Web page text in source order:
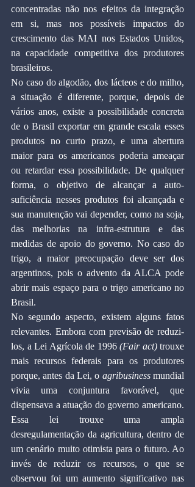
concentradas não nos efeitos da integração
em si, mas nos possíveis impactos do
crescimento das MAI nos Estados Unidos,
na capacidade competitiva dos produtores
brasileiros.
No caso do algodão, dos lácteos e do milho,
a situação é diferente, porque, depois de
vários anos, existe a possibilidade concreta
de o Brasil exportar em grande escala esses
produtos no curto prazo, e uma abertura
maior para os americanos poderia ameaçar
ou retardar essa possibilidade. De qualquer
forma, o objetivo de alcançar a auto-
suficiência nesses produtos foi alcançada e
sua manutenção vai depender, como na soja,
das melhorias na infra-estrutura e das
medidas de apoio do governo. No caso do
trigo, a maior preocupação deve ser dos
argentinos, pois o advento da ALCA pode
abrir mais espaço para o trigo americano no
Brasil.
No segundo aspecto, existem alguns fatos
relevantes. Embora com previsão de reduzi-
los, a Lei Agrícola de 1996 (Fair act) trouxe
mais recursos federais para os produtores
porque, antes da Lei, o agribusiness mundial
vivia uma conjuntura favorável, que
dispensava a atuação do governo americano.
Essa lei trouxe uma ampla
desregulamentação da agricultura, dentro de
um cenário muito otimista para o futuro. Ao
invés de reduzir os recursos, o que se
observou foi um aumento significativo nas